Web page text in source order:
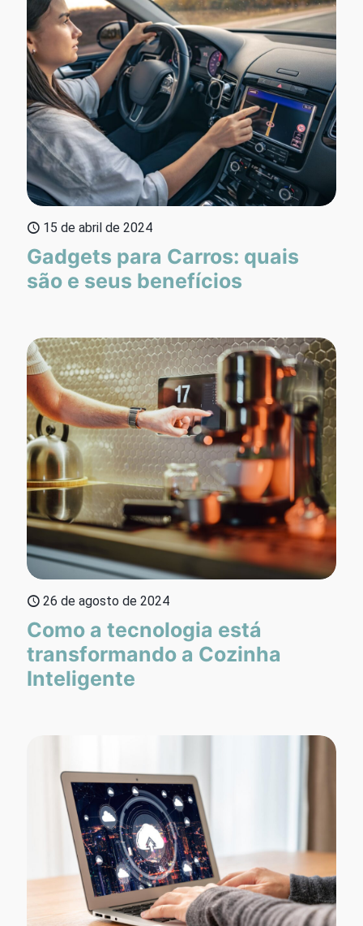
15 de abril de 2024
Gadgets para Carros: quais
são e seus benefícios
26 de agosto de 2024
Como a tecnologia está
transformando a Cozinha
Inteligente